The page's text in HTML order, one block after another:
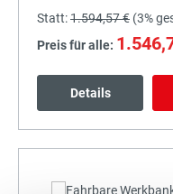
Statt:1.594,57 € (3%
Preis für alle:
Details